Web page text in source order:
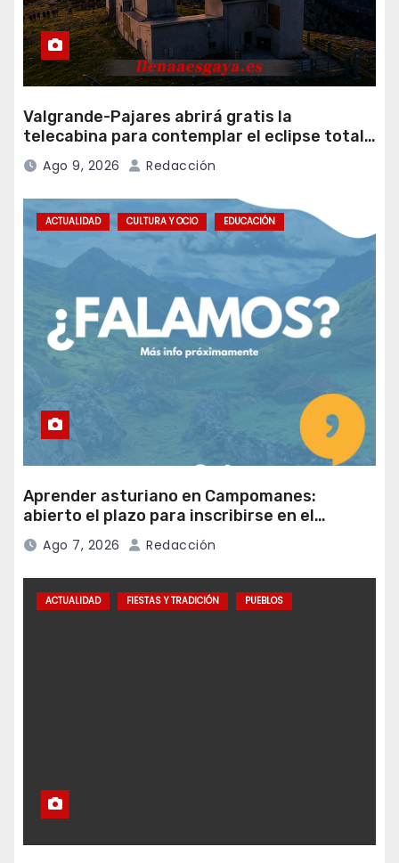
Valgrande-Pajares abrirá gratis la
telecabina para contemplar el eclipse total
desde Cuitunigru
Ago 9, 2026 Redacción
ACTUALIDAD CULTURA Y OCIO EDUCACIÓN
Aprender asturiano en Campomanes:
abierto el plazo para inscribirse en el
programa Falamos
Ago 7, 2026 Redacción
ACTUALIDAD FIESTAS Y TRADICIÓN PUEBLOS